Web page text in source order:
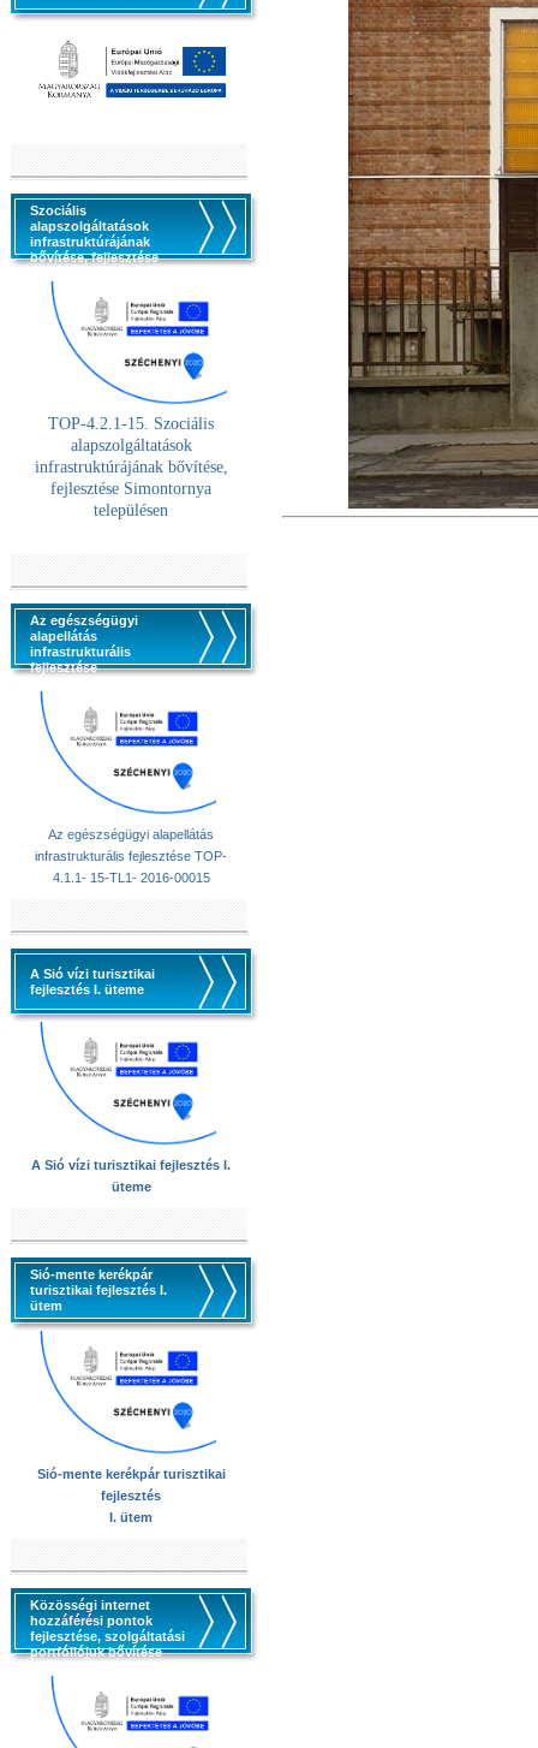
Szociális
alapszolgáltatások
infrastruktúrájának
bővítése, fejlesztése
TOP-4.2.1-15. Szociális
alapszolgáltatások
infrastruktúrájának bővítése,
fejlesztése Simontornya
településen
Az egészségügyi
alapellátás
infrastrukturális
fejlesztése
Az egészségügyi alapellátás
infrastrukturális fejlesztése TOP-
4.1.1- 15-TL1- 2016-00015
A Sió vízi turisztikai
fejlesztés I. üteme
A Sió vízi turisztikai fejlesztés I.
üteme
Sió-mente kerékpár
turisztikai fejlesztés I.
ütem
Sió-mente kerékpár turisztikai
fejlesztés
I. ütem
Közösségi internet
hozzáférési pontok
fejlesztése, szolgáltatási
portfóliójuk bővítése